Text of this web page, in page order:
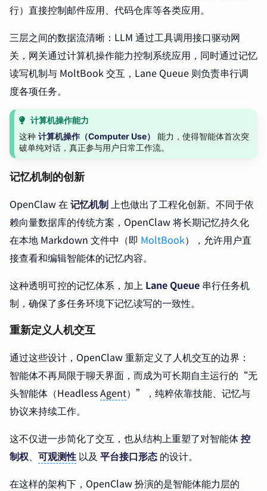
行）直接控制邮件应用、代码仓库等各类应用。
三层之间的数据流清晰：LLM 通过工具调用接口驱动网
关，网关通过计算机操作能力控制系统应用，同时通过记忆
读写机制与 MoltBook 交互，Lane Queue 则负责串行调
度各项任务。
计算机操作能力
这种 计算机操作（Computer Use）
能力，使得智能体首次突
破单纯对话，真正参与用户日常工作流。
记忆机制的创新
OpenClaw 在 记忆机制 上也做出了工程化创新。不同于依
赖向量数据库的传统方案，OpenClaw 将长期记忆持久化
在本地 Markdown 文件中（即 MoltBook），允许用户直
接查看和编辑智能体的记忆内容。
这种透明可控的记忆体系，加上 Lane Queue 串行任务机
制，确保了多任务环境下记忆读写的一致性。
重新定义人机交互
通过这些设计，OpenClaw 重新定义了人机交互的边界：
智能体不再局限于聊天界面，而成为可长期自主运行的“无
头智能体（HeadlessAgent）”，纯粹依靠技能、记忆与
协议来持续工作。
这不仅进一步简化了交互，也从结构上重塑了对智能体控
制权
可观测性 以及 平台接口形态 的设计。
在这样的架构下，OpenClaw 扮演的是智能体能力层的